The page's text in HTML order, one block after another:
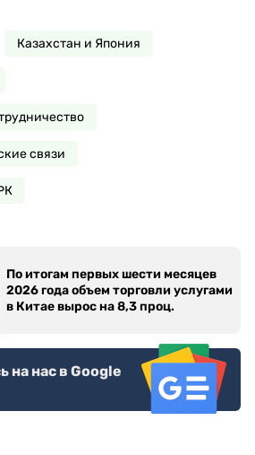
Казахстан и Япония
связи
По итогам первых шести месяцев
2026 года объем торговли услугами
в Китае вырос на 8,3 проц.
на нас в Google